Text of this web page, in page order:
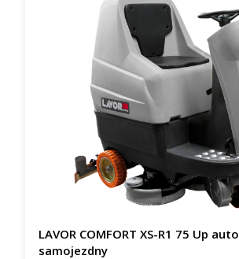
LAVOR COMFORT XS-R1 75 Up
samojezdny